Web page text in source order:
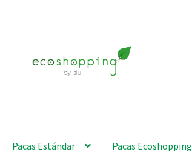
Pacas Estándar Pacas Ecoshopping